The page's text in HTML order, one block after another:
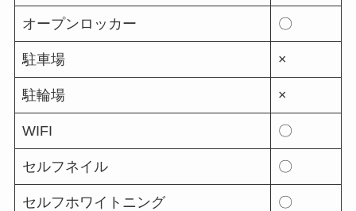
オープンロッカー 〇
駐車場 ×
駐輪場 ×
WIFI 〇
セルフネイル 〇
セルフホワイトニング 〇